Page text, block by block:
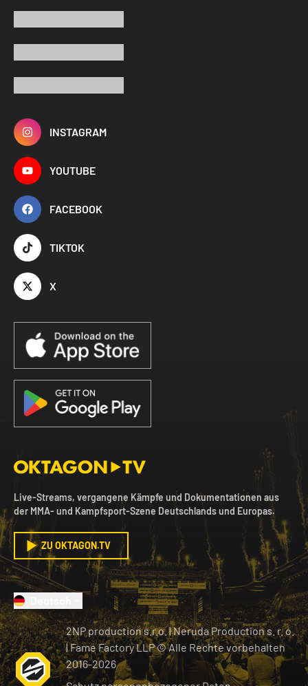
INSTAGRAM
YOUTUBE
FACEBOOK
TIKTOK
X
Live-Streams, vergangene Kämpfe und Dokumentationen aus
der MMA- und Kampfsport-Szene Deutschlands und Europas.
ZU OKTAGON.TV
2NP production s.r.o.|Neruda Production s. r. o.
| Fame Factory LLP © Alle Rechte vorbehalten
2016-2026